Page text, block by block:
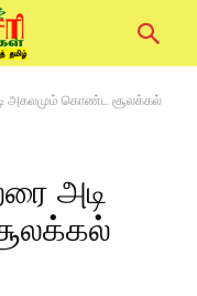
அகலமும் கொண்ட சூலக்கல்
அடி